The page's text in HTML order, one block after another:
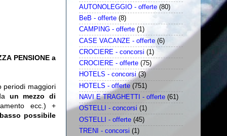
PENSIONE a
periodi maggiori
un mezzo di
ecc.) +
possibile
AUTONOLEGGIO - offerte (80)
BeB - offerte (8)
CAMPING - offerte (1)
CASE VACANZE - offerte (6)
CROCIERE - concorsi (1)
CROCIERE - offerte (75)
HOTELS - concorsi (3)
HOTELS - offerte (751)
NAVI E TRAGHETTI - offerte (61)
OSTELLI - concorsi (1)
OSTELLI - offerte (45)
TRENI - concorsi (1)